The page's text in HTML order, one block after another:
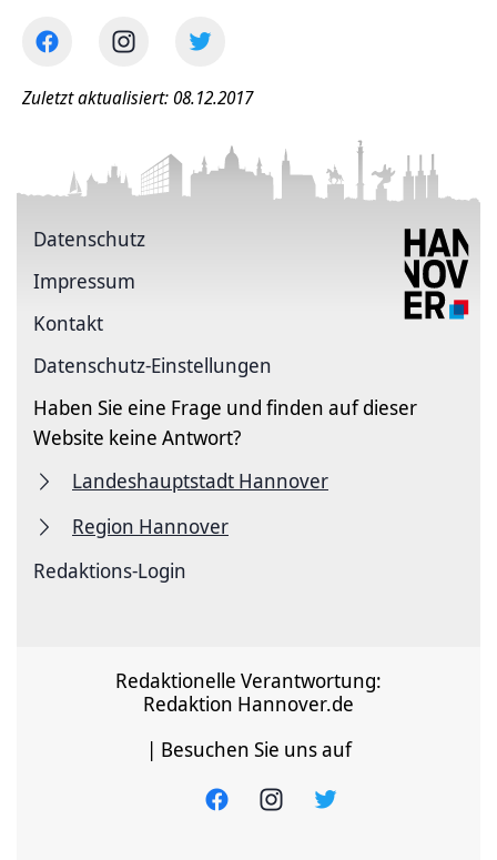
Zuletzt aktualisiert: 08.12.2017
Datenschutz
Impressum
Kontakt
Datenschutz-Einstellungen
Haben Sie eine Frage und finden auf dieser
Website keine Antwort?
Landeshauptstadt Hannover
Region Hannover
Redaktions-Login
Redaktionelle Verantwortung:
Redaktion Hannover.de
| Besuchen Sie uns auf